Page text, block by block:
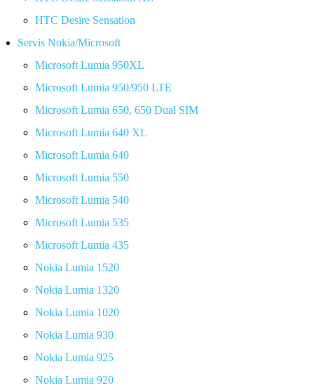
HTC Desire Sensation
Servis Nokia/Microsoft
Microsoft Lumia 950XL
Microsoft Lumia 950/950 LTE
Microsoft Lumia 650, 650 Dual SIM
Microsoft Lumia 640 XL
Microsoft Lumia 640
Microsoft Lumia 550
Microsoft Lumia 540
Microsoft Lumia 535
Microsoft Lumia 435
Nokia Lumia 1520
Nokia Lumia 1320
Nokia Lumia 1020
Nokia Lumia 930
Nokia Lumia 925
Nokia Lumia 920